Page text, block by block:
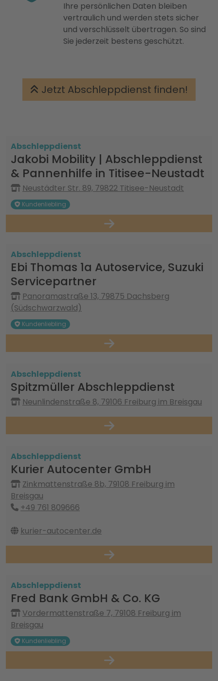
Ihre persönlichen Daten bleiben
vertraulich und werden stets sicher
und verschlüsselt übertragen. So sind
Sie jederzeit bestens geschützt.
Jetzt Abschleppdienst finden!
Abschleppdienst
Jakobi Mobility | Abschleppdienst
& Pannenhilfe in Titisee-Neustadt
Neustädter Str. 89, 79822 Titisee-Neustadt
Kundenliebling
Abschleppdienst
Ebi Thomas 1a Autoservice, Suzuki
Servicepartner
Panoramastraße 13, 79875 Dachsberg
(Südschwarzwald)
Kundenliebling
Abschleppdienst
Spitzmüller Abschleppdienst
Neunlindenstraße 8, 79106 Freiburg im Breisgau
Abschleppdienst
Kurier Autocenter GmbH
Zinkmattenstraße 8b, 79108 Freiburg im
Breisgau
+49 761 809666
kurier-autocenter.de
Abschleppdienst
Fred Bank GmbH & Co. KG
Vordermattenstraße 7, 79108 Freiburg im
Breisgau
Kundenliebling